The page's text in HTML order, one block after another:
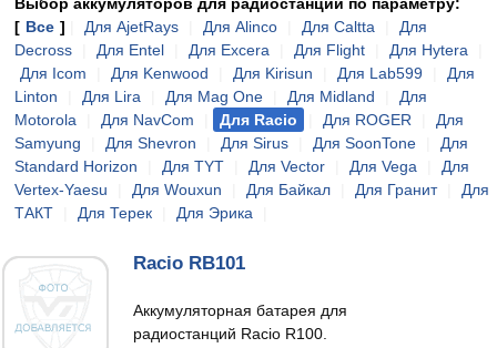
[ Все ] Для AjetRays Для Alinco Для Caltta
Для
Decross
Для Entel Для Excera Для Flight Для Hytera
Для Icom
Для Kenwood Для Kirisun Для Lab599
Для
Linton
Для Lira Для Mag One Для Midland
Для
Motorola
Для NavCom Для Racio Для ROGER
Для
Samyung
Для Shevron Для Sirus Для SoonTone
Для
Standard Horizon
Для TYT Для Vector Для Vega
Для
Vertex-Yaesu
Для Wouxun Для Байкал Для Гранит
Для
ТАКТ
Для Терек Для Эрика
Racio RB101
Аккумуляторная батарея для
радиостанций Racio R100.